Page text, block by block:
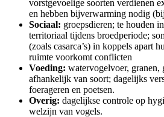
vorstgevoelige soorten verdienen
en hebben bijverwarming nodig
Sociaal: groepsdieren; te houden
territoriaal tijdens broedperiode;
(zoals casarca’s) in koppels apart
ruimte voorkomt conflicten
Voeding: watervogelvoer, granen,
afhankelijk van soort; dagelijks
foerageren en poetsen.
Overig: dagelijkse controle op
welzijn van vogels.